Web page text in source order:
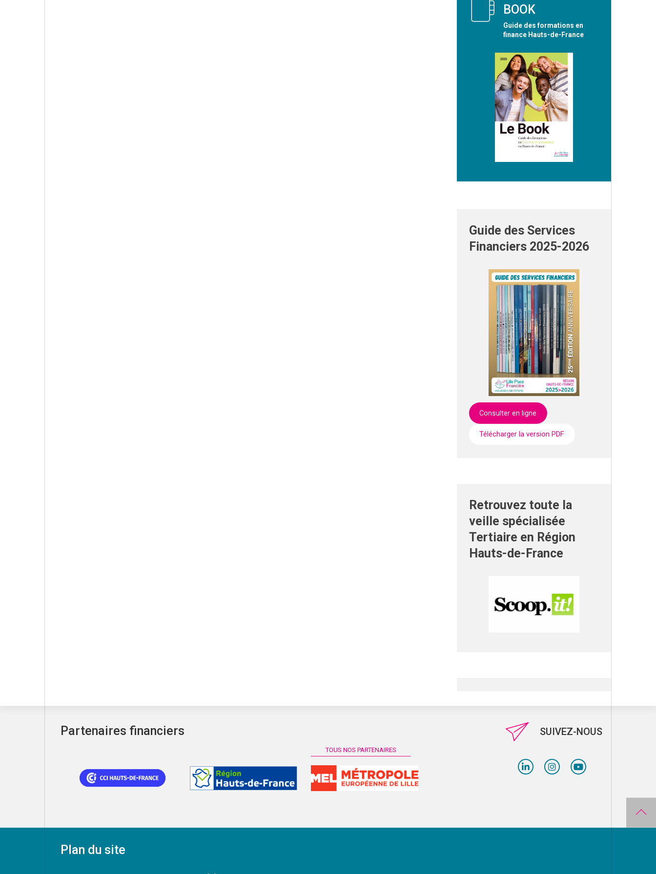
BOOK
Guide des formations en
finance Hauts-de-France
Guide des Services
Financiers 2025-2026
Consulter en ligne
Télécharger la version PDF
Retrouvez toute la
veille spécialisée
Tertiaire en Région
Hauts-de-France
Partenaires financiers
TOUS NOS PARTENAIRES
SUIVEZ-NOUS
Plan du site